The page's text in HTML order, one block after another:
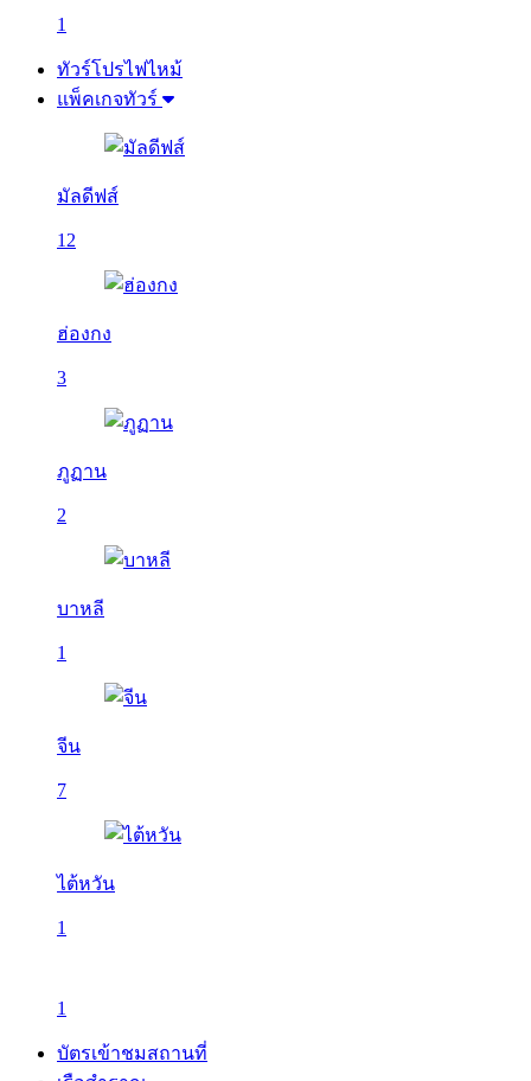
1
ทัวร์โปรไฟไหม้
แพ็คเกจทัวร์
มัลดีฟส์
12
ฮ่องกง
3
ภูฏาน
2
บาหลี
1
จีน
7
ไต้หวัน
1
1
บัตรเข้าชมสถานที่